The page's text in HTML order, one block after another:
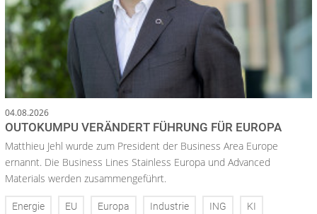
04.08.2026
OUTOKUMPU VERÄNDERT FÜHRUNG FÜR EUROPA
Matthieu Jehl wurde zum President der Business Area Europe
ernannt. Die Business Lines Stainless Europa und Advanced
Materials werden zusammengeführt.
Energie EU Europa Industrie ING KI